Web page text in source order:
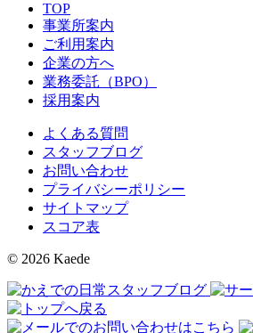
TOP
事業所案内
ご利用案内
企業の方へ
業務委託（BPO）
採用案内
よくある質問
スタッフブログ
お問い合わせ
プライバシーポリシー
サイトマップ
スコア表
© 2026 Kaede